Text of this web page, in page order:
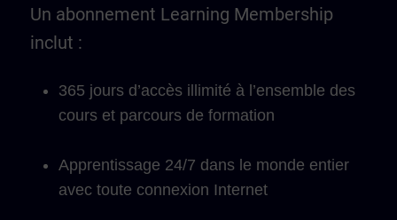
Un abonnement Learning Membership
inclut :
365 jours d’accès illimité à l’ensemble des
cours et parcours de formation
Apprentissage 24/7 dans le monde entier
avec toute connexion Internet